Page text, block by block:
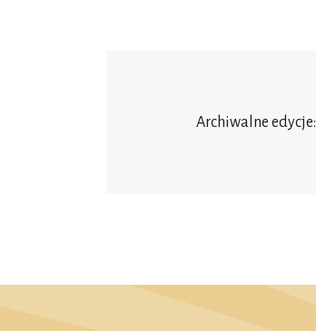
Archiwalne edycje: